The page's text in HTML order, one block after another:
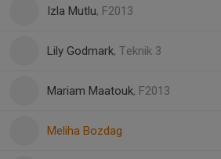
Izla Mutlu, F2013
Lily Godmark, Teknik 3
Mariam Maatouk, F2013
Meliha Bozdag